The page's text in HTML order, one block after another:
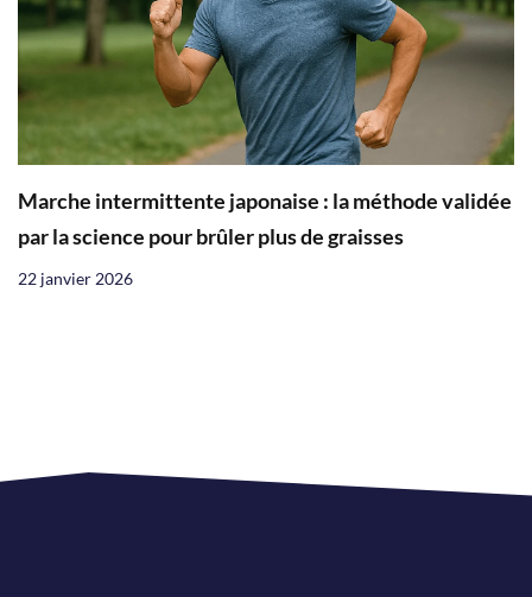
Marche intermittente japonaise : la méthode validée
par la science pour brûler plus de graisses
22 janvier 2026